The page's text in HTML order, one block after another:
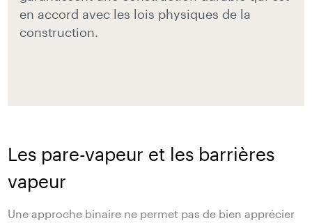
en accord avec les lois physiques de la
construction.
Les pare-vapeur et les barrières
vapeur
Une approche binaire ne permet pas de bien apprécier